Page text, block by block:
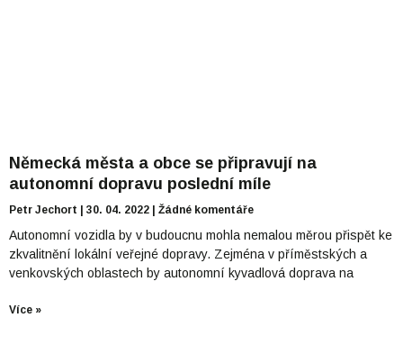
Německá města a obce se připravují na
autonomní dopravu poslední míle
Petr Jechort 30. 04. 2022 Žádné komentáře
Autonomní vozidla by v budoucnu mohla nemalou měrou přispět ke
zkvalitnění lokální veřejné dopravy. Zejména v příměstských a
venkovských oblastech by autonomní kyvadlová doprava na
Více »